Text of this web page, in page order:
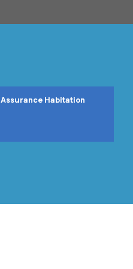
Assurance Habitation